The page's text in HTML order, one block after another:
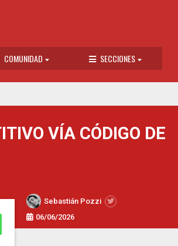
COMUNIDAD SECCIONES
VÍA CÓDIGO DE
Sebastián Pozzi
06/06/2026